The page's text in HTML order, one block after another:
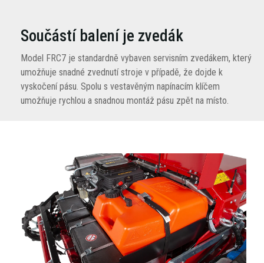
Součástí balení je zvedák
Model FRC7 je standardně vybaven servisním zvedákem, který
umožňuje snadné zvednutí stroje v případě, že dojde k
vyskočení pásu. Spolu s vestavěným napínacím klíčem
umožňuje rychlou a snadnou montáž pásu zpět na místo.